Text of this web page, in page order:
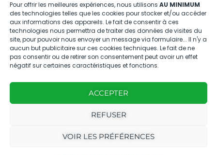
Pour offrir les meilleures expériences, nous utilisons AU MINIMUM
des technologies telles que les cookies pour stocker et/ou accéder
aux informations des appareils. Le fait de consentir à ces
technologies nous permettra de traiter des données de visites du
site, pour pouvoir nous envoyer un message via formulaire... Il n'y a
aucun but publicitaire sur ces cookies techniques. Le fait de ne
pas consentir ou de retirer son consentement peut avoir un effet
négatif sur certaines caractéristiques et fonctions.
ACCEPTER
REFUSER
VOIR LES PRÉFÉRENCES
Bleu Tomate, le magazine engagé
pour la transition écologique en
Provence et en Méditerranée.
Accès rapide